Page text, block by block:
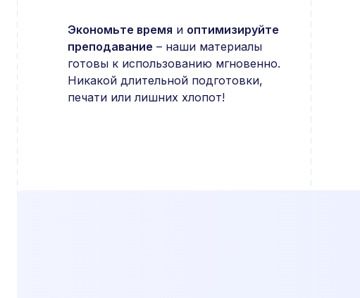
Экономьте время и оптимизируйте
преподавание – наши материалы
готовы к использованию мгновенно.
Никакой длительной подготовки,
печати или лишних хлопот!